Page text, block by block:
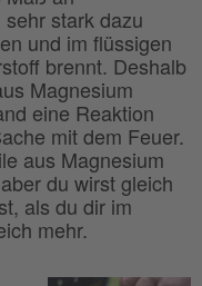
stark dazu
und im flüssigen
brennt. Deshalb
Magnesium
eine Reaktion
mit dem Feuer.
aus Magnesium
du wirst gleich
als du dir im
mehr.